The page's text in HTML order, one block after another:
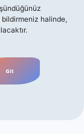
bildirmeniz halinde,